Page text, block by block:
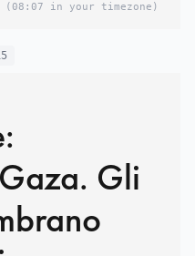
(08:07 in your timezone)
Gli